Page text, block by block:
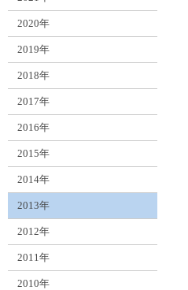
2020年
2019年
2018年
2017年
2016年
2015年
2014年
2013年
2012年
2011年
2010年